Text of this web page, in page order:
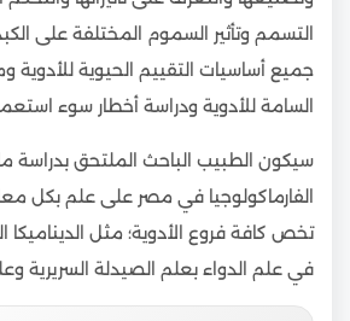
التسمم وتأثير السموم المختلفة على
جميع أساسيات التقييم الحيوية للأدوية
السامة للأدوية ودراسة أخطار سوء
سيكون الطبيب الباحث الملتحق بدراسة
الفارماكولوجيا في مصر على علم بكل
تخص كافة فروع الأدوية؛ مثل الديناميكا
في علم الدواء بعلم الصيدلة السريرية